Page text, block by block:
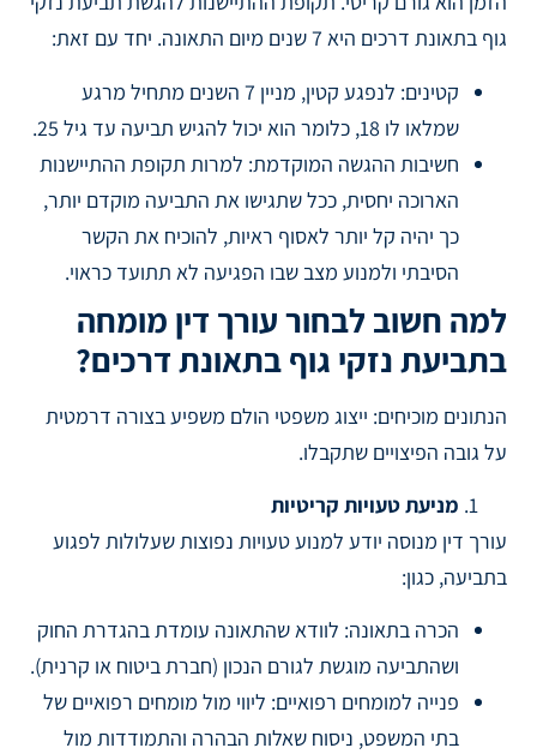
גוף בתאונת דרכים היא 7 שנים מיום התאונה. יחד עם זאת:
קטינים: לנפגע קטין, מניין 7 השנים מתחיל מרגע
שמלאו לו 18, כלומר הוא יכול להגיש תביעה עד גיל 25.
חשיבות ההגשה המוקדמת: למרות תקופת ההתיישנות
הארוכה יחסית, ככל שתגישו את התביעה מוקדם יותר,
כך יהיה קל יותר לאסוף ראיות, להוכיח את הקשר
הסיבתי ולמנוע מצב שבו הפגיעה לא תתועד כראוי.
למה חשוב לבחור עורך דין מומחה
בתביעת נזקי גוף בתאונת דרכים?
הנתונים מוכיחים: ייצוג משפטי הולם משפיע בצורה דרמטית
על גובה הפיצויים שתקבלו.
מניעת טעויות קריטיות
עורך דין מנוסה יודע למנוע טעויות נפוצות שעלולות לפגוע
בתביעה, כגון:
הכרה בתאונה: לוודא שהתאונה עומדת בהגדרת החוק
ושהתביעה מוגשת לגורם הנכון (חברת ביטוח או קרנית).
פנייה למומחים רפואיים: ליווי מול מומחים רפואיים של
בתי המשפט, ניסוח שאלות הבהרה והתמודדות מול